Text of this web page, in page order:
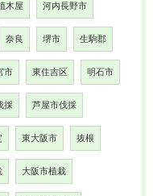
木屋 河内長野市
奈良 堺市 生駒郡
市 東住吉区 明石市
採 芦屋市伐採
東大阪市 抜根
大阪市植栽